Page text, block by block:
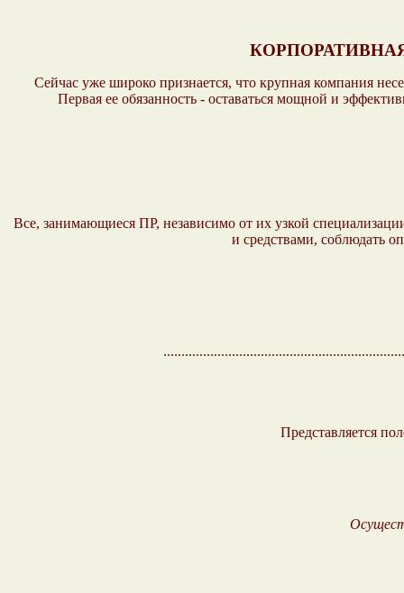
Сейчас уже широко признается, что крупная компания
Первая ее обязанность - оставаться мощной и
Все, занимающиеся ПР, независимо от их узкой
и средствами, соблюдать
Представляется